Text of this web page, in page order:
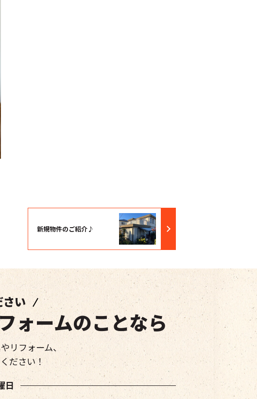
新規物件のご紹介♪
い
ォームのことなら
リフォーム、
ださい！
日